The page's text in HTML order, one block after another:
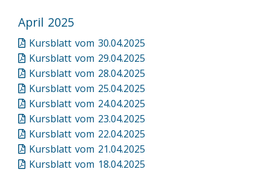
April 2025
Kursblatt vom 30.04.2025
Kursblatt vom 29.04.2025
Kursblatt vom 28.04.2025
Kursblatt vom 25.04.2025
Kursblatt vom 24.04.2025
Kursblatt vom 23.04.2025
Kursblatt vom 22.04.2025
Kursblatt vom 21.04.2025
Kursblatt vom 18.04.2025